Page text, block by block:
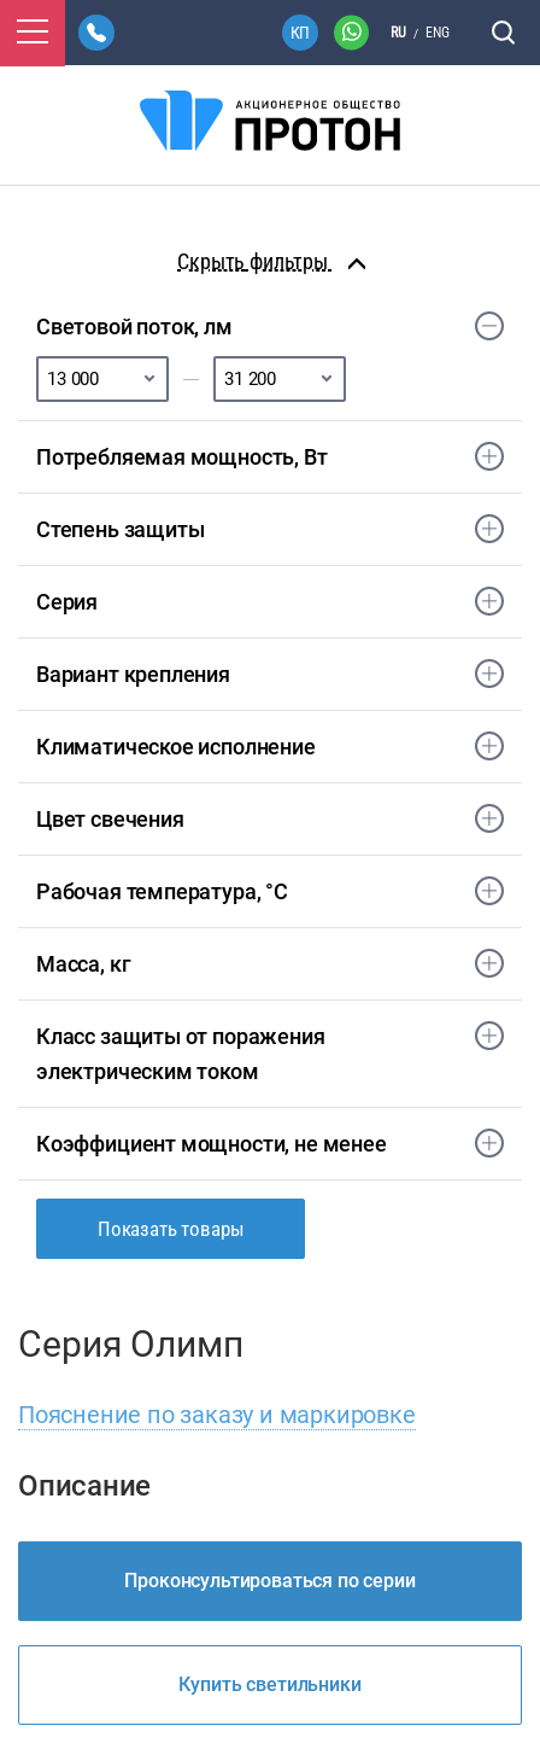
RU / ENG
фильтры
Световой поток, лм
Потребляемая мощность, Вт
Степень защиты
Серия
Вариант крепления
Климатическое исполнение
Цвет свечения
Рабочая температура, °С
Масса, кг
Класс защиты от поражения
электрическим током
Коэффициент мощности, не менее
Показать товары
Серия Олимп
Пояснение по заказу и маркировке
Описание
Проконсультироваться по серии
Купить светильники